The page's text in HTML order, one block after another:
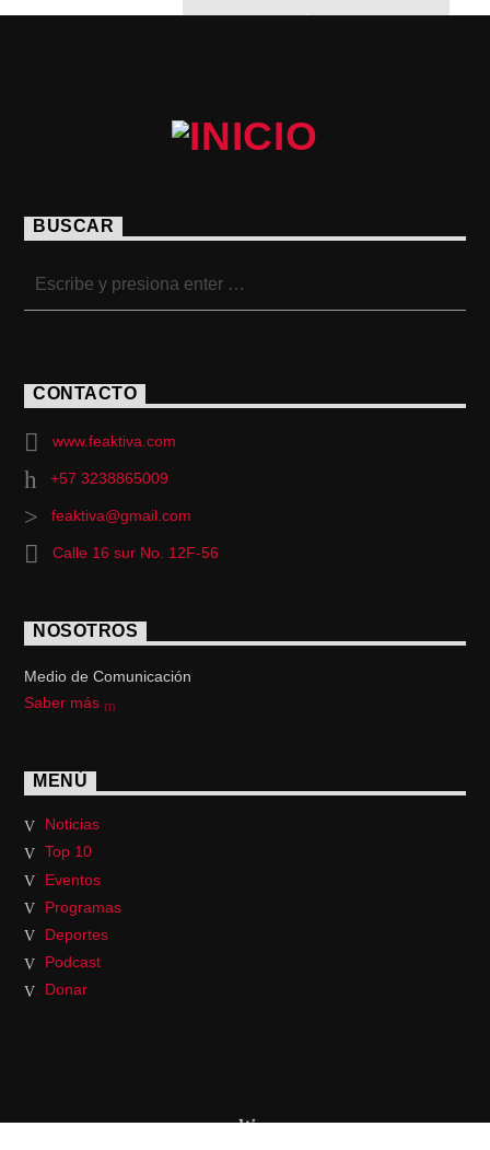
BUSCAR
CONTACTO
www.feaktiva.com
+57 3238865009
feaktiva@gmail.com
Calle 16 sur No. 12F-56
NOSOTROS
Medio de Comunicación
Saber más
MENÚ
Noticias
Top 10
Eventos
Programas
Deportes
Podcast
Donar